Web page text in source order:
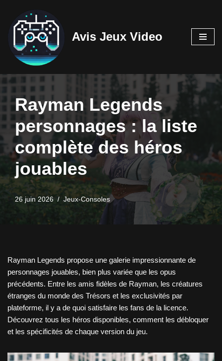
Aller
contenu
Avis Jeux Video
Rayman Legends
personnages : la liste
complète des héros
jouables
26 juin 2026 Jeux-Consoles
Rayman Legends propose une galerie impressionnante de
personnages jouables, bien plus variée que les opus
précédents. Entre les amis fidèles de Rayman, les créatures
étranges du monde des Trésors et les exclusivités par
plateforme, il y a de quoi satisfaire les fans de la licence.
Découvrez tous les héros disponibles, comment les débloquer
et les spécificités de chaque version du jeu.